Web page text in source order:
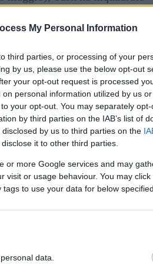
My Personal Information
third parties, or processing of your
by us, please use the below opt-out
your opt-out request is processed
personal information utilized by us
your opt-out. You may separately
by third parties on the IAB’s list of
by us to third parties on the
it to other third parties.
or more Google services and may
visit or usage behaviour. You may
to use your data for below
data.
in Occidente e in Europa
sono stati messi sotto
si sono “rotte” durante il
trattava di tensioni tra
di governo.
“completamente allineati” e
Bruxelles e in altri forum
di Visegrád, affermando
della regione.